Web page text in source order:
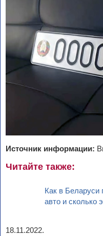
Источник информации:
Читайте также:
Как в Беларуси
авто и сколько
18.11.2022.